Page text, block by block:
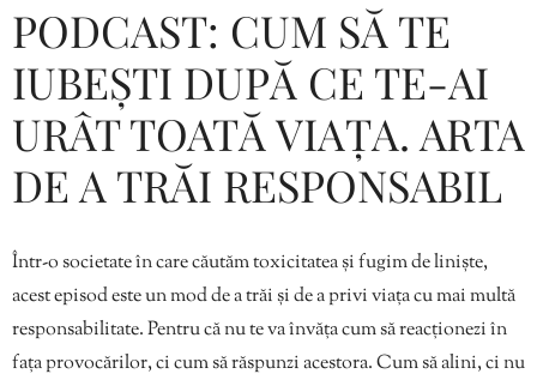
PODCAST: CUM SĂ TE
IUBEȘTI DUPĂ CE TE-AI
URÂT TOATĂ VIAȚA. ARTA
DE A TRĂI RESPONSABIL
Într-o societate în care căutăm toxicitatea și fugim de liniște,
acest episod este un mod de a trăi și de a privi viața cu mai multă
responsabilitate. Pentru că nu te va învăța cum să reacționezi în
fața provocărilor, ci cum să răspunzi acestora. Cum să alini, ci nu